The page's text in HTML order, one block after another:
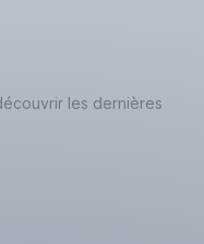
les dernières